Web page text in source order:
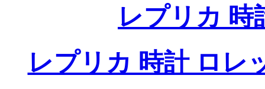
レプリカ 時
レプリカ 時計 ロレ